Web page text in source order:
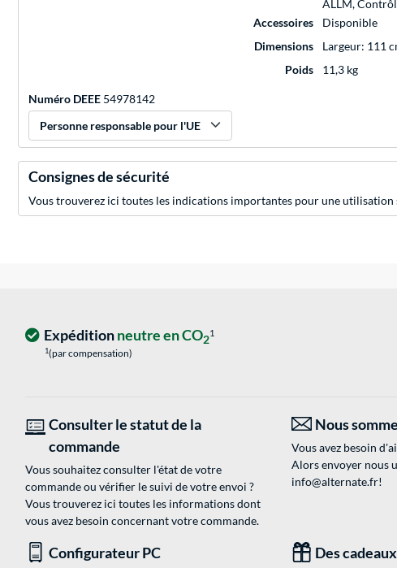
ALLM,
Accessoires
Disponible
Dimensions
Largeur: 111
Poids
11,3 kg
Numéro DEEE 54978142
Personne responsable pour l'UE
Consignes de sécurité
Vous trouverez ici toutes les indications importantes pour une utilisation
Expéditionneutre en CO21
1(par compensation)
Consulter le statut de la
commande
Vous souhaitez consulter l'état de votre
commande ou vérifier le suivi de votre envoi ?
Vous trouverez ici toutes les informations dont
vous avez besoin concernant votre commande.
Nous
Vous avez besoin
Alors envoyer nous
info@alternate.fr!
Configurateur PC Des